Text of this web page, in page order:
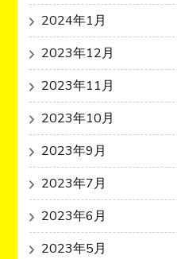
2024年1月
2023年12月
2023年11月
2023年10月
2023年9月
2023年7月
2023年6月
2023年5月